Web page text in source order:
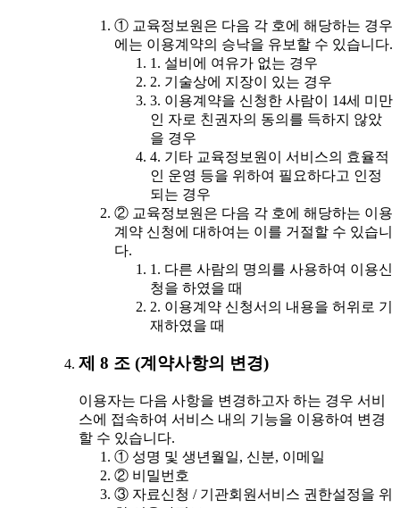
① 교육정보원은 다음 각 호에 해당하는 경우
에는 이용계약의 승낙을 유보할 수 있습니다.
1. 설비에 여유가 없는 경우
2. 기술상에 지장이 있는 경우
3. 이용계약을 신청한 사람이 14세 미만
인 자로 친권자의 동의를 득하지 않았
을 경우
4. 기타 교육정보원이 서비스의 효율적
인 운영 등을 위하여 필요하다고 인정
되는 경우
② 교육정보원은 다음 각 호에 해당하는 이용
계약 신청에 대하여는 이를 거절할 수 있습니
다.
1. 다른 사람의 명의를 사용하여 이용신
청을 하였을 때
2. 이용계약 신청서의 내용을 허위로 기
재하였을 때
제 8 조 (계약사항의 변경)
이용자는 다음 사항을 변경하고자 하는 경우 서비
스에 접속하여 서비스 내의 기능을 이용하여 변경
할 수 있습니다.
① 성명 및 생년월일, 신분, 이메일
② 비밀번호
③ 자료신청 / 기관회원서비스 권한설정을 위